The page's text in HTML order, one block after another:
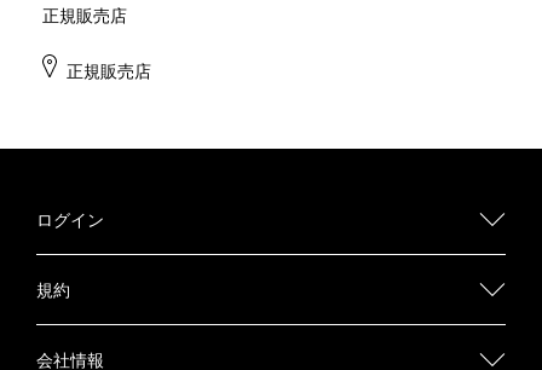
正規販売店
正規販売店
ログイン
規約
会社情報